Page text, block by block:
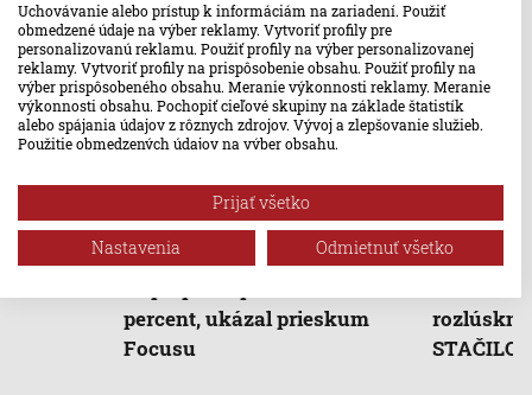
Uchovávanie alebo prístup k informáciám na zariadení. Použiť
obmedzené údaje na výber reklamy. Vytvoriť profily pre
personalizovanú reklamu. Použiť profily na výber personalizovanej
reklamy. Vytvoriť profily na prispôsobenie obsahu. Použiť profily na
výber prispôsobeného obsahu. Meranie výkonnosti reklamy. Meranie
výkonnosti obsahu. Pochopiť cieľové skupiny na základe štatistík
alebo spájania údajov z rôznych zdrojov. Vývoj a zlepšovanie služieb.
Použitie obmedzených údajov na výber obsahu.
Váš súhlas a zásady používania cookie sa vzťahujú výlučne na túto
Zobraziť zoznam partnerov (1 predajcovia IAB)
Vaše údaje používame na nasledujúce účely:
Účely spracovania IAB:
Uchovávanie alebo prístup k informáciám na
Prijať všetko
Nastavenia Odmietnuť všetko
Slovensko
Progresívne Slovensko sa
vzdialilo od Smeru-SD, Hlas
percent, ukázal prieskum
Focusu
Ústavný
zaoberá